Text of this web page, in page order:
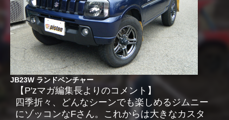
JB23W ランドベンチャー
【P'zマガ編集長よりのコメント】
四季折々、どんなシーンでも楽しめるジムニー
にゾッコンなFさん。これからは大きなカスタ